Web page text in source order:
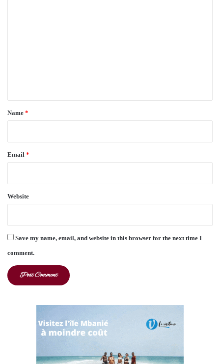
*
Name *
Email *
Website
Save my name, email, and website in this browser for the next time I
comment.